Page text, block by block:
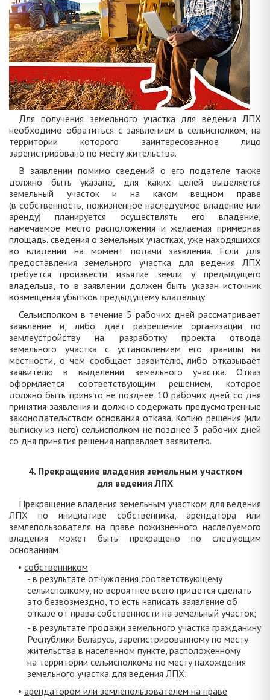
Для получения земельного участка для ведения ЛПХ
необходимо обратиться с заявлением в сельисполком, на
территории которого заинтересованное лицо
зарегистрировано по месту жительства.
В заявлении помимо сведений о его подателе также
должно быть указано, для каких целей выделяется
земельный участок и на каком вещном праве
(в собственность, пожизненное наследуемое владение или
аренду) планируется осуществлять его владение,
намечаемое место расположения и желаемая примерная
площадь, сведения о земельных участках, уже находящихся
во владении на момент подачи заявления. Если для
предоставления земельного участка для ведения ЛПХ
требуется произвести изъятие земли у предыдущего
владельца, то в заявлении должен быть указан источник
возмещения убытков предыдущему владельцу.
Сельисполком в течение 5 рабочих дней рассматривает
заявление и, либо дает разрешение организации по
землеустройству на разработку проекта отвода
земельного участка с установлением его границы на
местности, о чем сообщает заявителю, либо отказывает
заявителю в выделении земельного участка. Отказ
оформляется соответствующим решением, которое
должно быть принято не позднее 10 рабочих дней со дня
принятия заявления и должно содержать предусмотренные
законодательством основания отказа. Копию решения (или
выписку из него) сельисполком не позднее 3 рабочих дней
со дня принятия решения направляет заявителю.
4. Прекращение владения земельным участком
для ведения ЛПХ
Прекращение владения земельным участком для ведения
ЛПХ по инициативе собственника, арендатора или
землепользователя на праве пожизненного наследуемого
владения может быть прекращено по следующим
основаниям:
• собственником
- в результате отчуждения соответствующему
сельисполкому, но вероятнее всего придется сделать
это безвозмездно, то есть написать заявление об
отказе от права собственности на земельный участок;
- в результате продажи земельного участка гражданину
Республики Беларусь, зарегистрированному по месту
жительства в населенном пункте, расположенному
на территории сельисполкома по месту нахождения
земельного участка для ведения ЛПХ;
• арендатором или землепользователем на праве